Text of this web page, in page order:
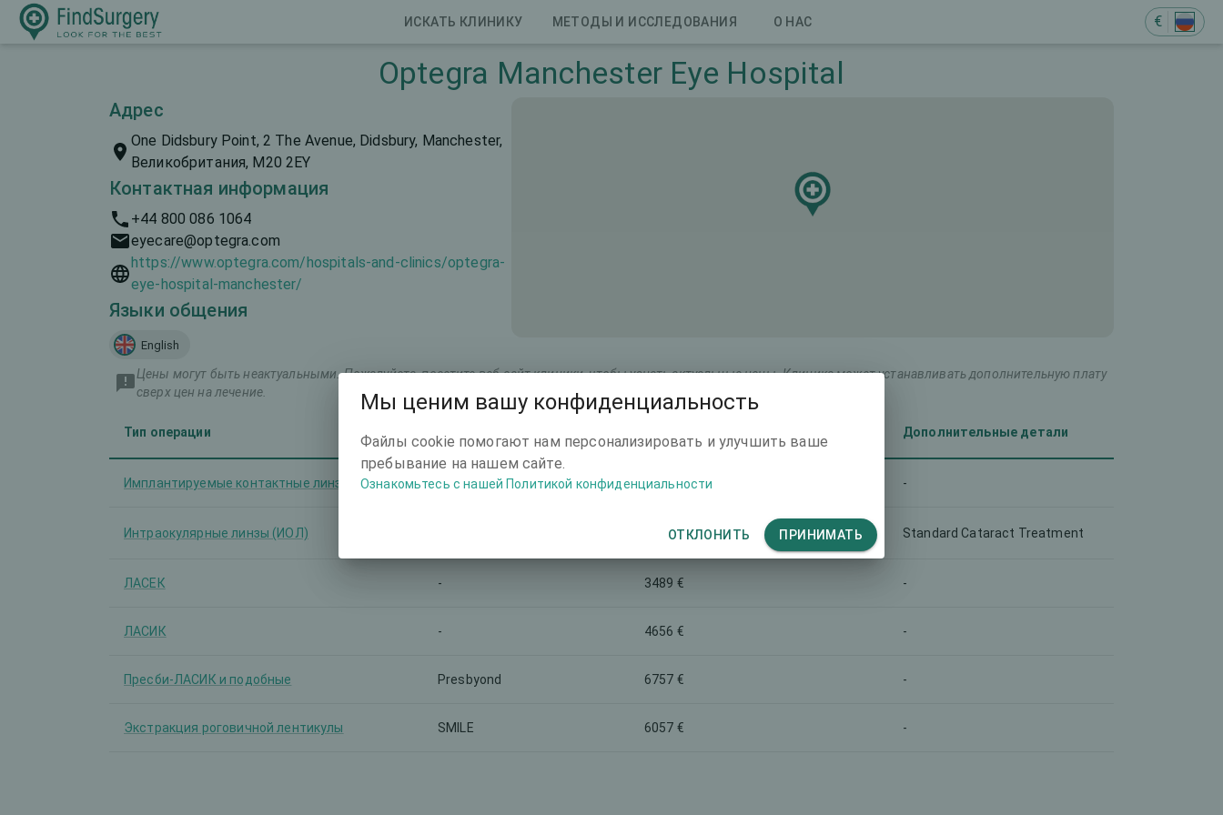
ИСКАТЬ КЛИНИКУ МЕТОДЫ И ИССЛЕДОВАНИЯ О НАС €
Optegra Manchester Eye Hospital
Адрес
One Didsbury Point, 2 The Avenue, Didsbury, Manchester,
Великобритания, M20 2EY
Контактная информация
+44 800 086 1064
eyecare@optegra.com
https://www.optegra.com/hospitals-and-clinics/optegra-
eye-hospital-manchester/
Языки общения
English
Цены могут быть неактуальными. Пожалуйста, посетите веб-сайт клиники, чтобы узнать актуальные цены. Клиника может устанавливать дополнительную плату
сверх цен на лечение.
Тип операции Дополнительные детали
Имплантируемые контактные линзы (ИКЛ) - 8391 € -
Интраокулярные линзы (ИОЛ) 6757 € Standard Cataract Treatment
ЛАСЕК - 3489 € -
ЛАСИК - 4656 € -
Пресби-ЛАСИК и подобные Presbyond 6757 € -
Экстракция роговичной лентикулы SMILE 6057 € -
Мы ценим вашу конфиденциальность
Файлы cookie помогают нам персонализировать и улучшить ваше
пребывание на нашем сайте.
Ознакомьтесь с нашей Политикой конфиденциальности
ОТКЛОНИТЬ ПРИНИМАТЬ